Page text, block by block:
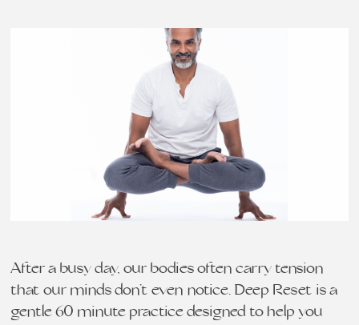
After a busy day, our bodies often carry tension
that our minds don’t even notice. Deep Reset is a
gentle 60 minute practice designed to help you